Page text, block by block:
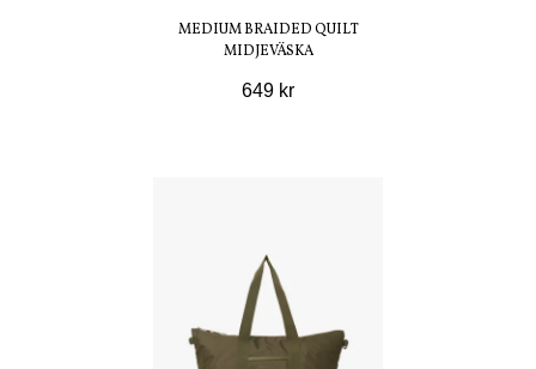
MEDIUM BRAIDED QUILT
MIDJEVÄSKA
649 kr